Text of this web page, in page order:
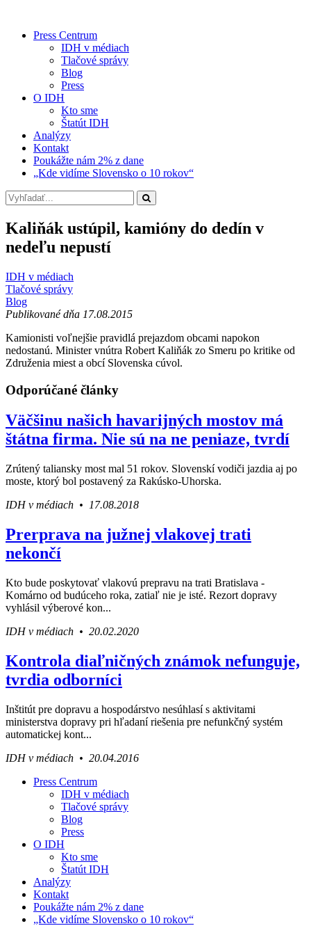
Press Centrum
IDH v médiach
Tlačové správy
Blog
Press
O IDH
Kto sme
Štatút IDH
Analýzy
Kontakt
Poukážte nám 2% z dane
„Kde vidíme Slovensko o 10 rokov“
Kaliňák ustúpil, kamióny do dedín v
nedeľu nepustí
IDH v médiach
Tlačové správy
Blog
Publikované dňa 17.08.2015
Kamionisti voľnejšie pravidlá prejazdom obcami napokon
nedostanú. Minister vnútra Robert Kaliňák zo Smeru po kritike od
Združenia miest a obcí Slovenska cúvol.
Odporúčané články
Väčšinu našich havarijných mostov má
štátna firma. Nie sú na ne peniaze, tvrdí
Zrútený taliansky most mal 51 rokov. Slovenskí vodiči jazdia aj po
moste, ktorý bol postavený za Rakúsko-Uhorska.
IDH v médiach • 17.08.2018
Prerprava na južnej vlakovej trati
nekončí
Kto bude poskytovať vlakovú prepravu na trati Bratislava -
Komárno od budúceho roka, zatiaľ nie je isté. Rezort dopravy
vyhlásil výberové kon...
IDH v médiach • 20.02.2020
Kontrola diaľničných známok nefunguje,
tvrdia odborníci
Inštitút pre dopravu a hospodárstvo nesúhlasí s aktivitami
ministerstva dopravy pri hľadaní riešenia pre nefunkčný systém
automatickej kont...
IDH v médiach • 20.04.2016
Váš sprievodca svetom infraštruktúry a
ekonomiky
Press Centrum
IDH v médiach
Tlačové správy
Blog
Press
O IDH
Kto sme
Štatút IDH
Analýzy
Kontakt
Poukážte nám 2% z dane
„Kde vidíme Slovensko o 10 rokov“